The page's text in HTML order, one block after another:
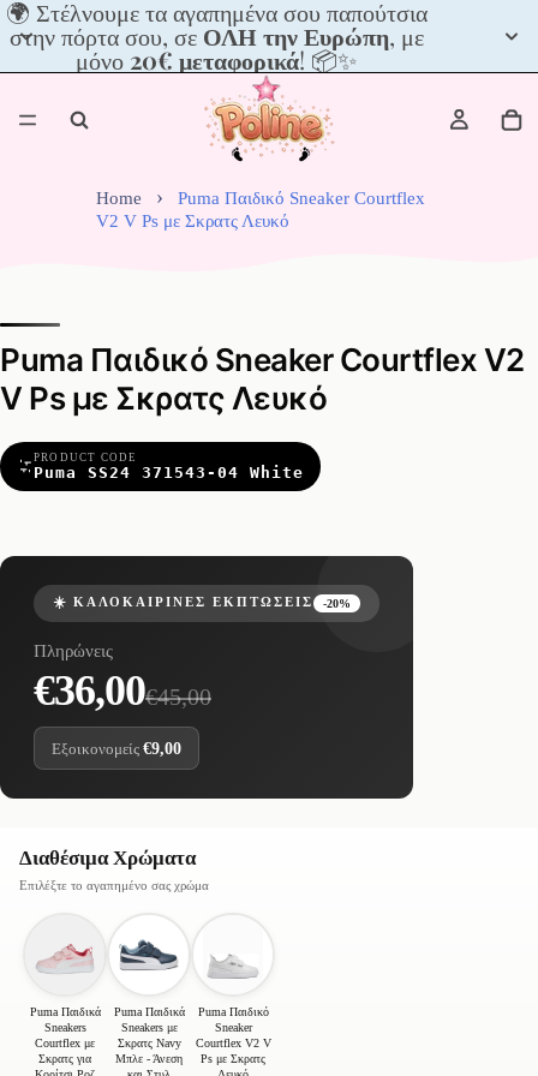
🌍 Στέλνουμε τα αγαπημένα σου παπούτσια
στην πόρτα σου, σε ΟΛΗ την Ευρώπη, με
μόνο 20€ μεταφορικά! 📦✨
🌍
Στέλνουμε
τα
αγαπημένα
σου
παπούτσια
στην
σου,
σε
μόνο
20€
μεταφορικά!
📦
✨
Home
Puma Παιδικό Sneaker Courtflex
V2 V Ps με Σκρατς Λευκό
Puma Παιδικό Sneaker Courtflex V2
V Ps με Σκρατς Λευκό
PRODUCT CODE
Puma SS24 371543-04 White
☀️ ΚΑΛΟΚΑΙΡΙΝΈΣ ΕΚΠΤΏΣΕΙΣ -20%
Πληρώνεις
€36,00€45,00
Εξοικονομείς €9,00
Διαθέσιμα Χρώματα
Επιλέξτε το αγαπημένο σας χρώμα
Puma Παιδικά
Sneakers
Courtflex με
Σκρατς για
Puma Παιδικά
Sneakers με
Σκρατς Navy
Μπλε - Άνεση
Puma Παιδικό
Sneaker
Courtflex V2 V
Ps με Σκρατς